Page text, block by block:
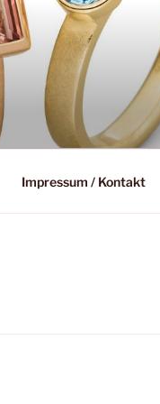
Impressum / Kontakt